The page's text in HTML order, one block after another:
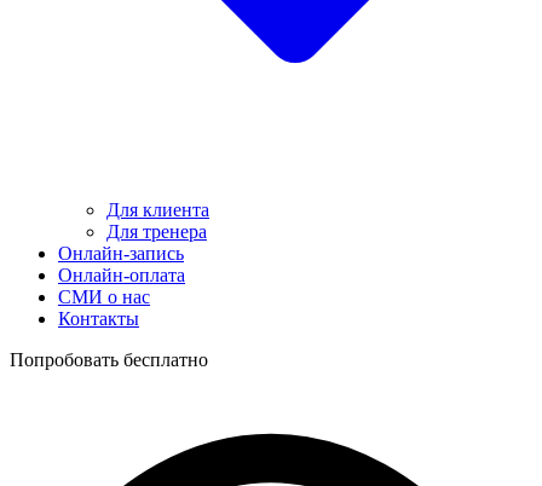
Для клиента
Для тренера
Онлайн-запись
Онлайн-оплата
СМИ о нас
Контакты
Попробовать бесплатно